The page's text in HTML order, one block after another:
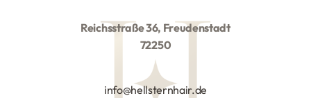
Reichsstraße 36, Freudenstadt
72250
info@hellsternhair.de